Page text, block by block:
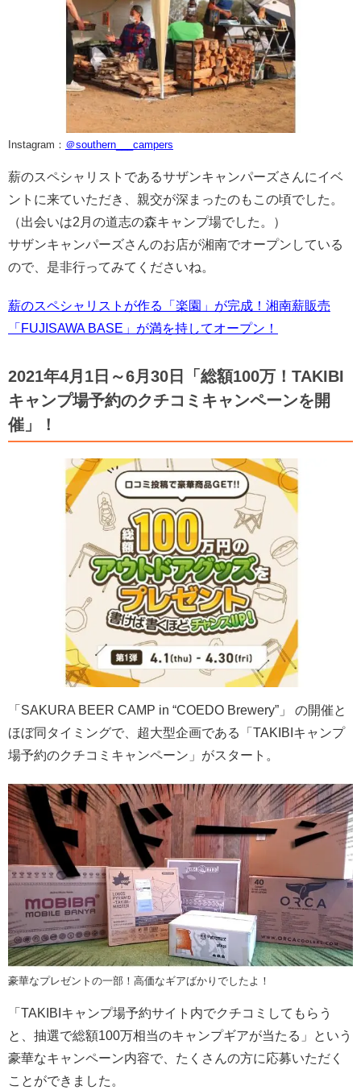
Instagram： ＠southern___campers
薪のスペシャリストであるサザンキャンパーズさんにイベ
ントに来ていただき、親交が深まったのもこの頃でした。
（出会いは2月の道志の森キャンプ場でした。）
サザンキャンパーズさんのお店が湘南でオープンしている
ので、是非行ってみてくださいね。
薪のスペシャリストが作る「楽園」が完成！湘南薪販売
「FUJISAWA BASE」が満を持してオープン！
2021年4月1日～6月30日「総額100万！TAKIBI
キャンプ場予約のクチコミキャンペーンを開
催」！
「SAKURA BEER CAMP in “COEDO Brewery”」 の開催と
ほぼ同タイミングで、超大型企画である「TAKIBIキャンプ
場予約のクチコミキャンペーン」がスタート。
豪華なプレゼントの一部！高価なギアばかりでしたよ！
「TAKIBIキャンプ場予約サイト内でクチコミしてもらう
と、抽選で総額100万相当のキャンプギアが当たる」という
豪華なキャンペーン内容で、たくさんの方に応募いただく
ことができました。